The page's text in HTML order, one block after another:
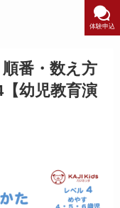
体験申込
順番・数え方
幼児教育演